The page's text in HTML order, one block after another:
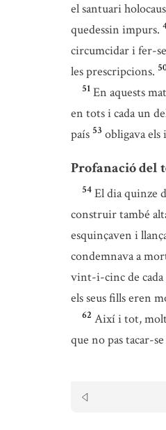
el santuari
quedessin impurs.
circumcidar i fer-
les prescripcions.
51 En aquests
en tots i cada un
país 53 obligava els
Profanació del
54 El dia quinze
construir també
esquinçaven i
condemnava a
vint-i-cinc de cada
els seus fills eren
62 Així i tot,
que no pas tacar-